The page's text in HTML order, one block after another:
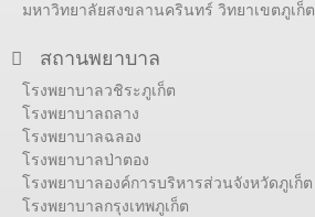
มหาวิทยาลัยสงขลานครินทร์ วิทยาเขตภูเก็ต
สถานพยาบาล
โรงพยาบาลวชิระภูเก็ต
โรงพยาบาลถลาง
โรงพยาบาลฉลอง
โรงพยาบาลป่าตอง
โรงพยาบาลองค์การบริหารส่วนจังหวัดภูเก็ต
โรงพยาบาลกรุงเทพภูเก็ต